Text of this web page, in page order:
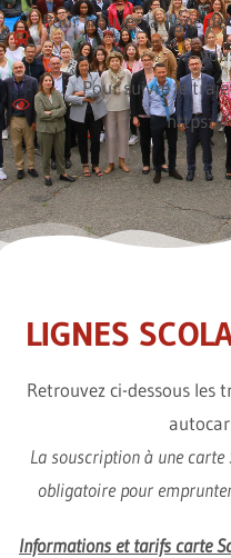
Pour trouver la ligne
Pour suivre le
https://
LIGNES
Retrouvez ci-dessous les
La souscription à une carte
obligatoire pour
Informations et tarifs carte